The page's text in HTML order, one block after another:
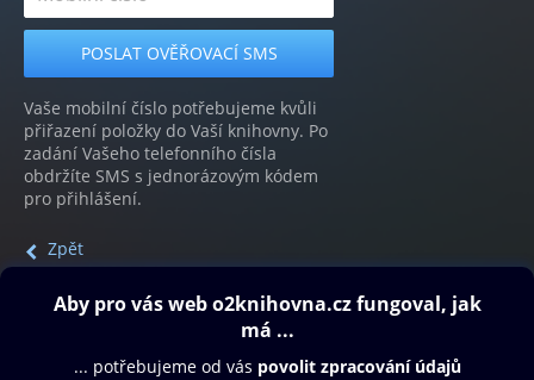
Vaše mobilní číslo potřebujeme kvůli
přiřazení položky do Vaší knihovny. Po
zadání Vašeho telefonního čísla
obdržíte SMS s jednorázovým kódem
pro přihlášení.
Zpět
Obsah ke stažení